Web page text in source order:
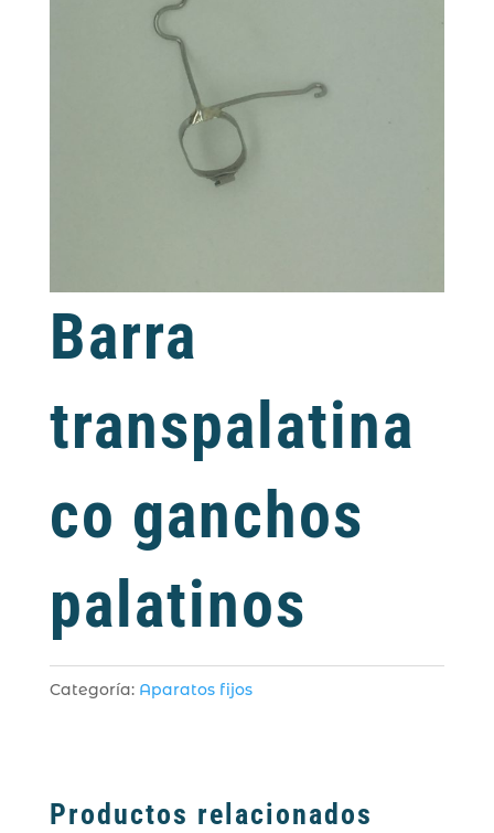
Barra
transpalatina
co ganchos
palatinos
Categoría: Aparatos fijos
Productos relacionados